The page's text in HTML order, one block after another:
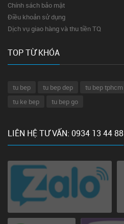
Chính sách bảo mật
Điều khoản sử dụng
Dịch vụ giao hàng và thu tiền TQ
TOP TỪ KHÓA
tu bep tu bep dep tu bep tphcm
tu ke bep
tu bep go
LIÊN HỆ TƯ VẤN: 0934 13 44 88